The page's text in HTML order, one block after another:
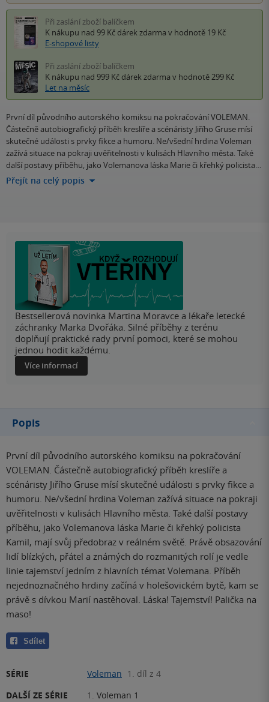
Při zaslání zboží balíčkem
K nákupu nad 99 Kč dárek zdarma v hodnotě 19 Kč
E-shopové listy
Při zaslání zboží balíčkem
K nákupu nad 999 Kč dárek zdarma v hodnotě 299 Kč
Let na měsíc
První díl původního autorského komiksu na pokračování VOLEMAN.
Částečně autobiografický příběh kreslíře a scénáristy Jiřího Gruse mísí
skutečné události s prvky fikce a humoru. Ne/všední hrdina Voleman
zažívá situace na pokraji uvěřitelnosti v kulisách Hlavního města. Také
další postavy příběhu, jako Volemanova láska Marie či křehký policista…
Přejít na celý popis
Bestsellerová novinka Martina Moravce a lékaře letecké
záchranky Marka Dvořáka. Silné příběhy z terénu
doplňují praktické rady první pomoci, které se mohou
jednou hodit každému.
Více informací
Popis
První díl původního autorského komiksu na pokračování
VOLEMAN. Částečně autobiografický příběh kreslíře a
scénáristy Jiřího Gruse mísí skutečné události s prvky fikce a
humoru. Ne/všední hrdina Voleman zažívá situace na pokraji
uvěřitelnosti v kulisách Hlavního města. Také další postavy
příběhu, jako Volemanova láska Marie či křehký policista
Kamil, mají svůj předobraz v reálném světě. Právě obsazování
lidí blízkých, přátel a známých do rozmanitých rolí je vedle
linie tajemství jedním z hlavních témat Volemana. Příběh
nejednoznačného hrdiny začíná v holešovickém bytě, kam se
právě s dívkou Marií nastěhoval. Láska! Tajemství! Palička na
maso!
Sdílet
SÉRIE Voleman 1. díl z 4
DALŠÍ ZE SÉRIE
1. Voleman 1